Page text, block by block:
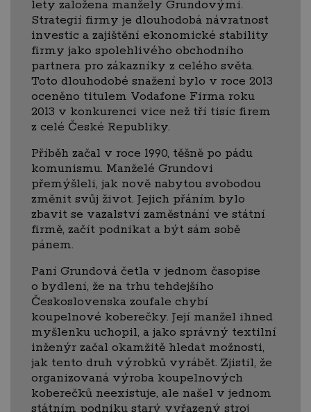
lety založena manžely Grundovými.
Strategií firmy je dlouhodobá návratnost
investic a zajištění ekonomické stability
firmy jako spolehlivého obchodního
partnera pro zákazníky z celého světa.
Toto dlouhodobé snažení bylo v roce 2013
oceněno titulem Vodafone Firma roku
2013 v konkurenci vice než tří tisíc firem
z celé České Republiky.
Příběh začal v roce 1990, těšně po pádu
komunismu. Manželé Grundovi
přemýšleli, jak nově nabytou svobodou
změnit svůj život. Jejich přáním bylo
zbavit se vazalství zaměstnání ve státní
firmě, začít podnikat a být sám sobě
pánem.
Paní Grundová četla v jednom časopise
o bydlení, že na trhu tehdejšího
Československa zoufale chybí
koupelnové koberečky. Její manžel ihned
myšlenku uchopil, a jako správný textilní
inženýr začal okamžitě hledat možnosti,
jak tento druh výrobků vyrábět. Zjistil, že
organizovaná výroba koupelnových
koberečků neexistuje, ale našel v jednom
státním podniku starý vyřazený stroj